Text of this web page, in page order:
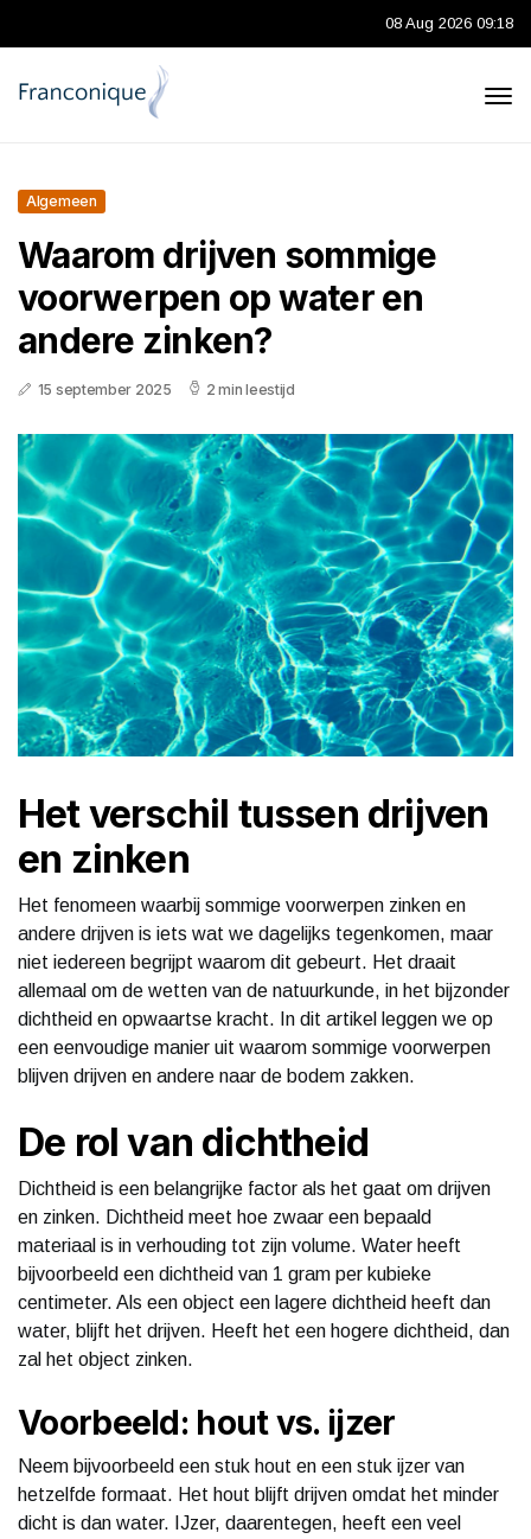
08 Aug 2026 09:18
Algemeen
Waarom drijven sommige
voorwerpen op water en
andere zinken?
15 september 2025 2 min leestijd
Het verschil tussen drijven
en zinken
Het fenomeen waarbij sommige voorwerpen zinken en
andere drijven is iets wat we dagelijks tegenkomen, maar
niet iedereen begrijpt waarom dit gebeurt. Het draait
allemaal om de wetten van de natuurkunde, in het bijzonder
dichtheid en opwaartse kracht. In dit artikel leggen we op
een eenvoudige manier uit waarom sommige voorwerpen
blijven drijven en andere naar de bodem zakken.
De rol van dichtheid
Dichtheid is een belangrijke factor als het gaat om drijven
en zinken. Dichtheid meet hoe zwaar een bepaald
materiaal is in verhouding tot zijn volume. Water heeft
bijvoorbeeld een dichtheid van 1 gram per kubieke
centimeter. Als een object een lagere dichtheid heeft dan
water, blijft het drijven. Heeft het een hogere dichtheid, dan
zal het object zinken.
Voorbeeld: hout vs. ijzer
Neem bijvoorbeeld een stuk hout en een stuk ijzer van
hetzelfde formaat. Het hout blijft drijven omdat het minder
dicht is dan water. IJzer, daarentegen, heeft een veel